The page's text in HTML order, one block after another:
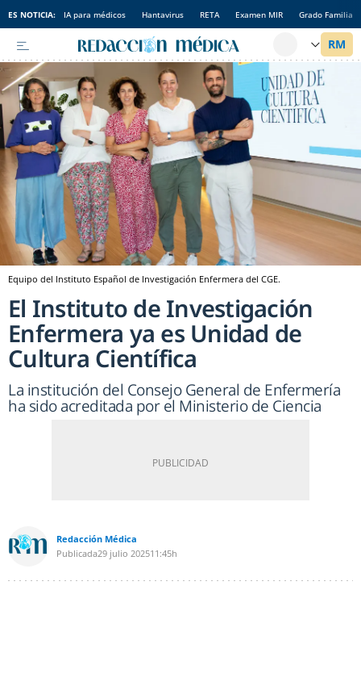
ES NOTICIA: IA para médicos Hantavirus RETA Examen MIR Grado Familia
Equipo del Instituto Español de Investigación Enfermera del CGE.
El Instituto de Investigación
Enfermera ya es Unidad de
Cultura Científica
La institución del Consejo General de Enfermería
ha sido acreditada por el Ministerio de Ciencia
Redacción Médica
Publicada29 julio 202511:45h